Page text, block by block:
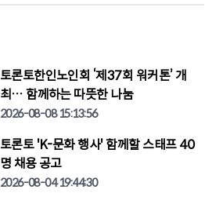
토론토한인노인회 ‘제37회 워커톤’ 개
최… 함께하는 따뜻한 나눔
2026-08-08 15:13:56
토론토 'K-문화 행사' 함께할 스태프 40
명 채용 공고
2026-08-04 19:44:30